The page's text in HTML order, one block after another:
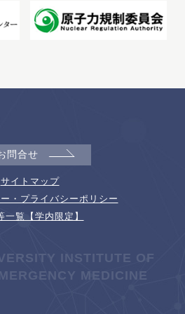
問合せ
サイトマップ
・プライバシーポリシー
一覧【学内限定】
INSTITUTE OF
MEDICINE